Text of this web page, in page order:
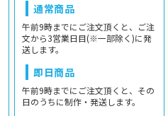
通常商品
午前9時までにご注文頂くと、ご注
文から3営業日目(※一部除く)に発
送します。
即日商品
午前9時までにご注文頂くと、その
日のうちに制作・発送します。